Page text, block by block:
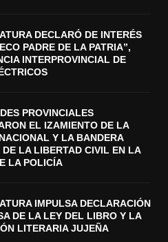
DECLARÓ DE INTERÉS
PADRE DE LA PATRIA”,
INTERPROVINCIAL DE
PROVINCIALES
EL IZAMIENTO DE LA
Y LA BANDERA
LA LIBERTAD CIVIL EN LA
LA POLICÍA
IMPULSA DECLARACIÓN
DE LA LEY DEL LIBRO Y LA
LITERARIA JUJEÑA